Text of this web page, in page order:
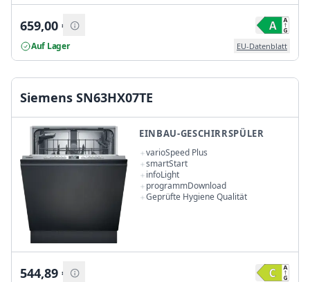
659,00 €
Auf Lager EU-Datenblatt
Siemens SN63HX07TE
EINBAU-GESCHIRRSPÜLER
varioSpeed Plus
smartStart
infoLight
programmDownload
Geprüfte Hygiene Qualität
544,89 €